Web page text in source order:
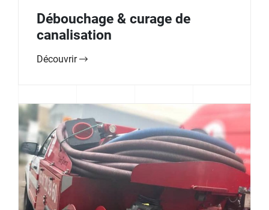
Débouchage & curage de
canalisation
Découvrir